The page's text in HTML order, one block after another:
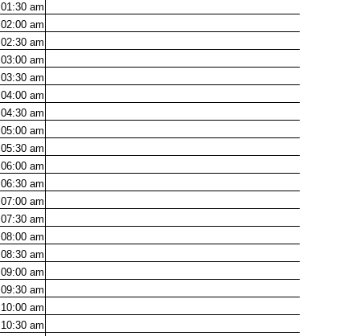
01:30 am
02:00 am
02:30 am
03:00 am
03:30 am
04:00 am
04:30 am
05:00 am
05:30 am
06:00 am
06:30 am
07:00 am
07:30 am
08:00 am
08:30 am
09:00 am
09:30 am
10:00 am
10:30 am